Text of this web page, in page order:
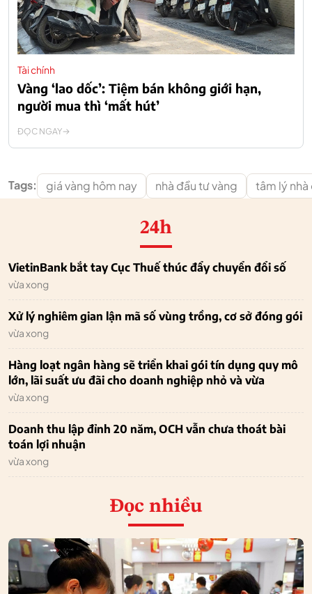
Tài chính
Vàng ‘lao dốc’: Tiệm bán không giới hạn,
người mua thì ‘mất hút’
ĐỌC NGAY
Tags: giá vàng hôm nay nhà đầu tư vàng tâm lý nhà
24h
VietinBank bắt tay Cục Thuế thúc đẩy chuyển đổi số
vừa xong
Xử lý nghiêm gian lận mã số vùng trồng, cơ sở đóng gói
vừa xong
Hàng loạt ngân hàng sẽ triển khai gói tín dụng quy mô
lớn, lãi suất ưu đãi cho doanh nghiệp nhỏ và vừa
vừa xong
Doanh thu lập đỉnh 20 năm, OCH vẫn chưa thoát bài
toán lợi nhuận
vừa xong
Đọc nhiều